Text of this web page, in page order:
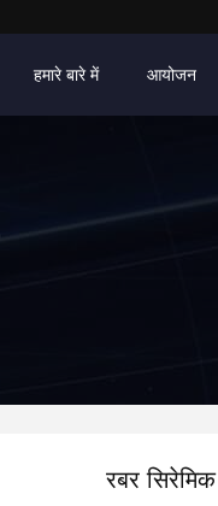
हमारे बारे में आयोजन
रबर